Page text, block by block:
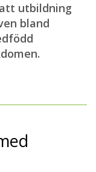
utbildning
bland